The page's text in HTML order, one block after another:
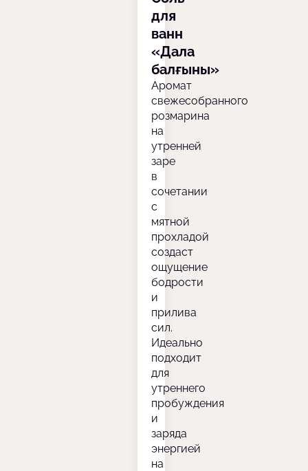
для
ванн
«Дала
балғыны»
Аромат
свежесобранного
розмарина
на
утренней
заре
в
сочетании
с
мятной
прохладой
создаст
ощущение
бодрости
и
прилива
сил.
Идеально
подходит
для
утреннего
пробуждения
и
заряда
энергией
на